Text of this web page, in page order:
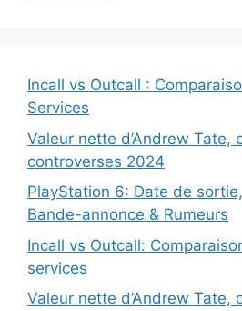
Incall vs Outcall :
Services
Valeur nette d’Andrew Tate,
controverses 2024
PlayStation 6: Date de
Bande-annonce & Rumeurs
Incall vs Outcall:
services
Valeur nette d’Andrew Tate,